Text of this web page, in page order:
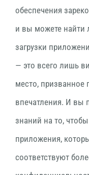
обеспечения
и вы можете найти
загрузки
— это всего лишь
место, призванное
впечатления. И вы
знаний на то,
приложения,
соответствуют